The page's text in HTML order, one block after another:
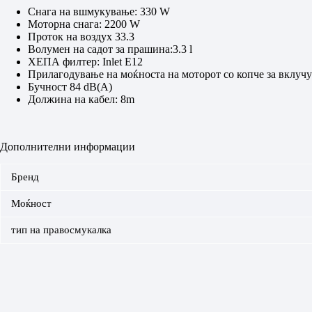
Снага на вшмукување: 330 W
Моторна снага: 2200 W
Проток на воздух 33.3
Волумен на садот за прашина:3.3 l
ХЕПА филтер: Inlet E12
Прилагодување на моќноста на моторот со копче за
Бучност 84 dB(A)
Должина на кабел: 8m
Дополнителни информации
Бренд
Моќност
тип на правосмукалка